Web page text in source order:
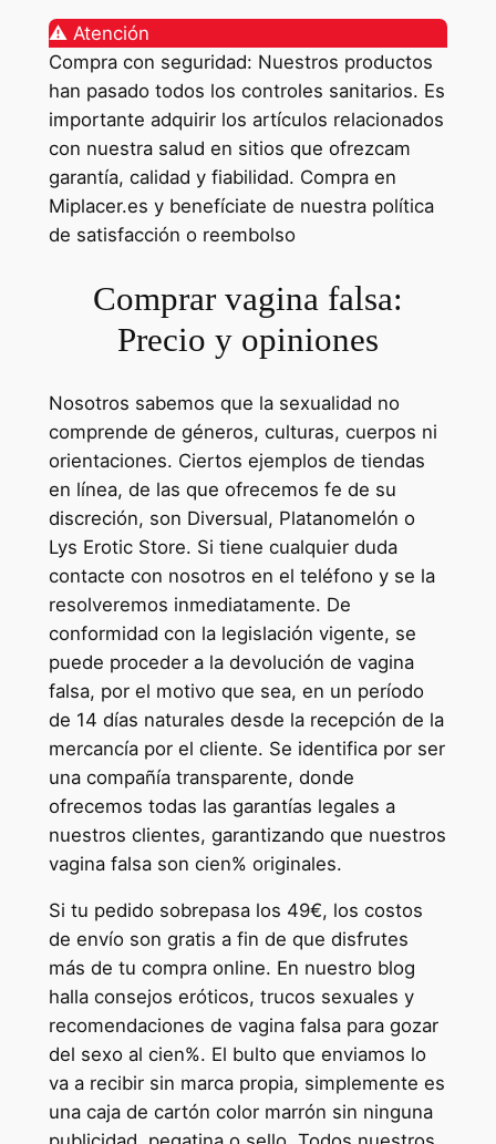
⚠️ Atención
Compra con seguridad: Nuestros productos
han pasado todos los controles sanitarios. Es
importante adquirir los artículos relacionados
con nuestra salud en sitios que ofrezcam
garantía, calidad y fiabilidad. Compra en
Miplacer.es y benefíciate de nuestra política
de satisfacción o reembolso
Comprar vagina falsa:
Precio y opiniones
Nosotros sabemos que la sexualidad no
comprende de géneros, culturas, cuerpos ni
orientaciones. Ciertos ejemplos de tiendas
en línea, de las que ofrecemos fe de su
discreción, son Diversual, Platanomelón o
Lys Erotic Store. Si tiene cualquier duda
contacte con nosotros en el teléfono y se la
resolveremos inmediatamente. De
conformidad con la legislación vigente, se
puede proceder a la devolución de vagina
falsa, por el motivo que sea, en un período
de 14 días naturales desde la recepción de la
mercancía por el cliente. Se identifica por ser
una compañía transparente, donde
ofrecemos todas las garantías legales a
nuestros clientes, garantizando que nuestros
vagina falsa son cien% originales.
Si tu pedido sobrepasa los 49€, los costos
de envío son gratis a fin de que disfrutes
más de tu compra online. En nuestro blog
halla consejos eróticos, trucos sexuales y
recomendaciones de vagina falsa para gozar
del sexo al cien%. El bulto que enviamos lo
va a recibir sin marca propia, simplemente es
una caja de cartón color marrón sin ninguna